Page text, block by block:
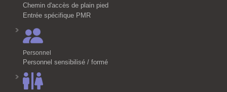
Chemin d'accès de plain pied
Entrée spécifique PMR
Personnel
Personnel sensibilisé / formé